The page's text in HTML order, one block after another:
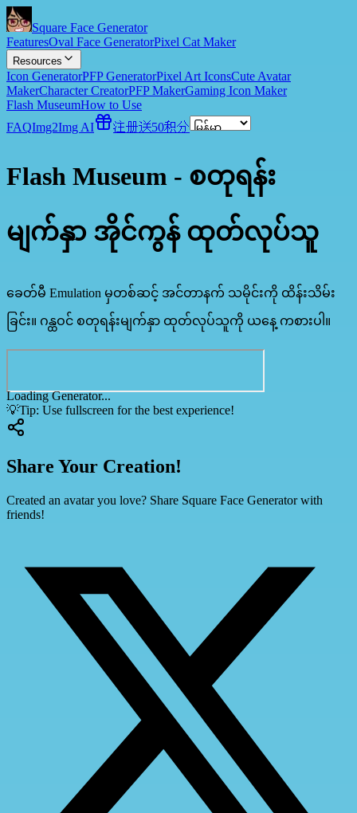
Square Face Generator
FeaturesOval Face GeneratorPixel Cat Maker
Resources
Icon GeneratorPFP GeneratorPixel Art IconsCute Avatar
MakerCharacter CreatorPFP MakerGaming Icon Maker
Flash MuseumHow to Use
FAQImg2Img AI 注册送50积分
Flash Museum - စတုရန်း
မျက်နှာ အိုင်ကွန် ထုတ်လုပ်သူ
ခေတ်မီ Emulation မှတစ်ဆင့် အင်တာနက် သမိုင်းကို ထိန်းသိမ်း
ခြင်း။ ဂန္ထဝင် စတုရန်းမျက်နှာ ထုတ်လုပ်သူကို ယနေ့ ကစားပါ။
Loading Generator...
💡Tip: Use fullscreen for the best experience!
Share Your Creation!
Created an avatar you love? Share Square Face Generator with
friends!